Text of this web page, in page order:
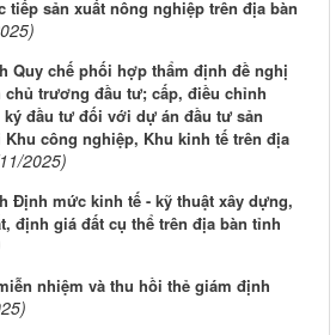
sản xuất nông nghiệp trên địa bàn
Quy chế phối hợp thẩm định đề nghị
trương đầu tư; cấp, điều chỉnh
đầu tư đối với dự án đầu tư sản
công nghiệp, Khu kinh tế trên địa
2025)
Định mức kinh tế - kỹ thuật xây dựng,
định giá đất cụ thể trên địa bàn tỉnh
nhiệm và thu hồi thẻ giám định